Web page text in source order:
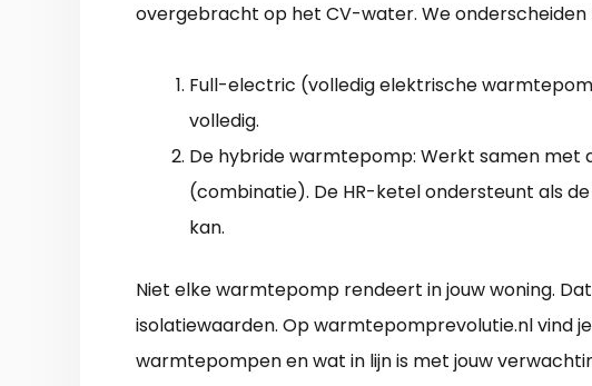
overgebracht op het CV-water. We
Full-electric (volledig elektrische
volledig.
De hybride warmtepomp: Werkt samen met
(combinatie). De HR-ketel ondersteunt als
kan.
Niet elke warmtepomp rendeert in jouw woning.
isolatiewaarden. Op warmtepomprevolutie.nl vind
warmtepompen en wat in lijn is met jouw